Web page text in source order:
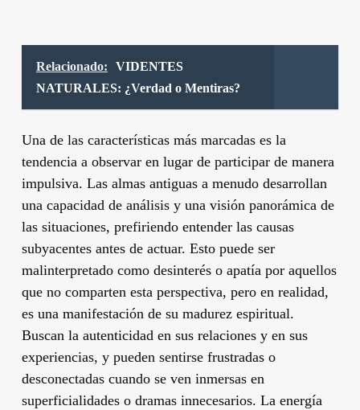
Relacionado:
VIDENTES
NATURALES: ¿Verdad o Mentiras?
Una de las características más marcadas es la
tendencia a observar en lugar de participar de manera
impulsiva. Las almas antiguas a menudo desarrollan
una capacidad de análisis y una visión panorámica de
las situaciones, prefiriendo entender las causas
subyacentes antes de actuar. Esto puede ser
malinterpretado como desinterés o apatía por aquellos
que no comparten esta perspectiva, pero en realidad,
es una manifestación de su madurez espiritual.
Buscan la autenticidad en sus relaciones y en sus
experiencias, y pueden sentirse frustradas o
desconectadas cuando se ven inmersas en
superficialidades o dramas innecesarios. La energía